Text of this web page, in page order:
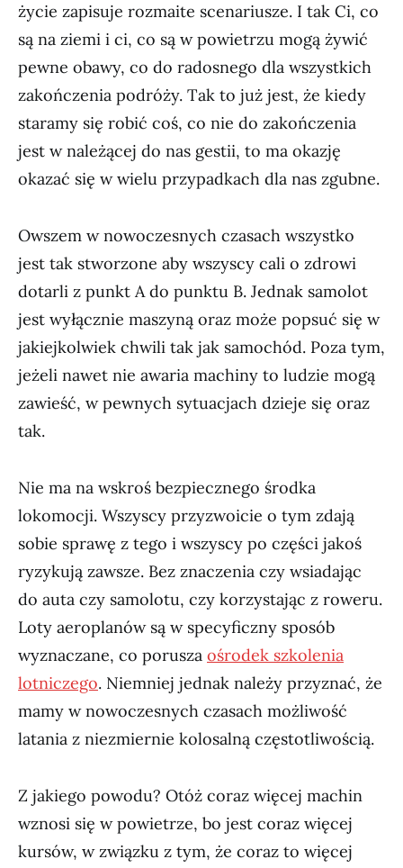
życie zapisuje rozmaite scenariusze. I tak Ci, co
są na ziemi i ci, co są w powietrzu mogą żywić
pewne obawy, co do radosnego dla wszystkich
zakończenia podróży. Tak to już jest, że kiedy
staramy się robić coś, co nie do zakończenia
jest w należącej do nas gestii, to ma okazję
okazać się w wielu przypadkach dla nas zgubne.
Owszem w nowoczesnych czasach wszystko
jest tak stworzone aby wszyscy cali o zdrowi
dotarli z punkt A do punktu B. Jednak samolot
jest wyłącznie maszyną oraz może popsuć się w
jakiejkolwiek chwili tak jak samochód. Poza tym,
jeżeli nawet nie awaria machiny to ludzie mogą
zawieść, w pewnych sytuacjach dzieje się oraz
tak.
Nie ma na wskroś bezpiecznego środka
lokomocji. Wszyscy przyzwoicie o tym zdają
sobie sprawę z tego i wszyscy po części jakoś
ryzykują zawsze. Bez znaczenia czy wsiadając
do auta czy samolotu, czy korzystając z roweru.
Loty aeroplanów są w specyficzny sposób
wyznaczane, co porusza ośrodek szkolenia
lotniczego. Niemniej jednak należy przyznać, że
mamy w nowoczesnych czasach możliwość
latania z niezmiernie kolosalną częstotliwością.
Z jakiego powodu? Otóż coraz więcej machin
wznosi się w powietrze, bo jest coraz więcej
kursów, w związku z tym, że coraz to więcej